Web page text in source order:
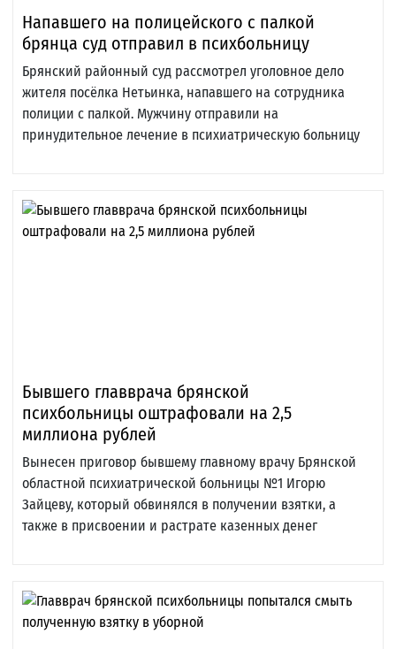
Напавшего на полицейского с палкой
брянца суд отправил в психбольницу
Брянский районный суд рассмотрел уголовное дело
жителя посёлка Нетьинка, напавшего на сотрудника
полиции с палкой. Мужчину отправили на
принудительное лечение в психиатрическую больницу
Бывшего главврача брянской
психбольницы оштрафовали на 2,5
миллиона рублей
Вынесен приговор бывшему главному врачу Брянской
областной психиатрической больницы №1 Игорю
Зайцеву, который обвинялся в получении взятки, а
также в присвоении и растрате казенных денег